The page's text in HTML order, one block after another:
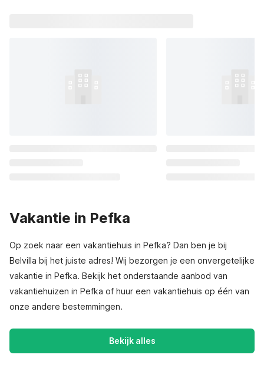
Vakantie in Pefka
Op zoek naar een vakantiehuis in Pefka? Dan ben je bij
Belvilla bij het juiste adres! Wij bezorgen je een onvergetelijke
vakantie in Pefka. Bekijk het onderstaande aanbod van
vakantiehuizen in Pefka of huur een vakantiehuis op één van
onze andere bestemmingen.
Bekijk alles